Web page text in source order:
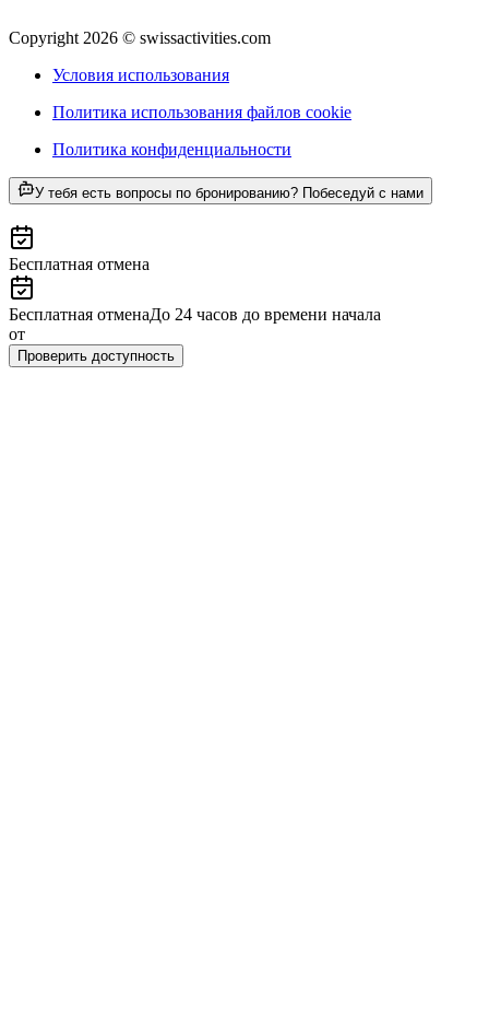
Copyright 2026 © swissactivities.com
Условия использования
Политика использования файлов cookie
Политика конфиденциальности
У тебя есть вопросы по бронированию? Побеседуй с нами
Бесплатная отмена
Бесплатная отменаДо 24 часов до времени начала
от
Проверить доступность